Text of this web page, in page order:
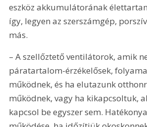
eszköz akkumulátorának
így, legyen az szerszámgép,
más.
– A szellőztető ventilátorok, amik
páratartalom-érzékelősek,
működnek, és ha elutazunk
működnek, vagy ha kikapcsoltuk,
kapcsol be egyszer sem.